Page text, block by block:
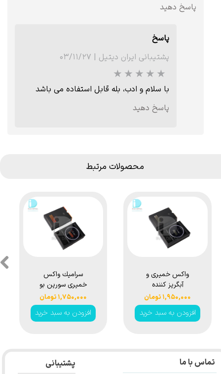
★
★★★
پاسخ دهید
پاسخ
پشتیبانی ایران دیتیل | ۰۳/۱۱/۲۷
با سلام و ادب، بله قابل استفاده می باشد
پاسخ دهید
محصولات مرتبط
سرامیك واكس
خميری سورین بو
مدل Surainbow
Fully Synthetic
Palm Wax W32
۱,۷۵۰,۰۰۰ تومان
افزودن به سبد خرید
واکس خمیری و
آبگریز کننده
کریستال مشکی
سورین بو مدل
Surainbow
۱,۹۵۰,۰۰۰ تومان
افزودن به سبد خرید
تماس با ما پشتیبانی